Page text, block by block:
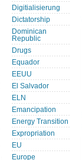
Digitialisierung
Dictatorship
Dominican
Republic
Drugs
Equador
EEUU
El Salvador
ELN
Emancipation
Energy Transition
Expropriation
EU
Europe